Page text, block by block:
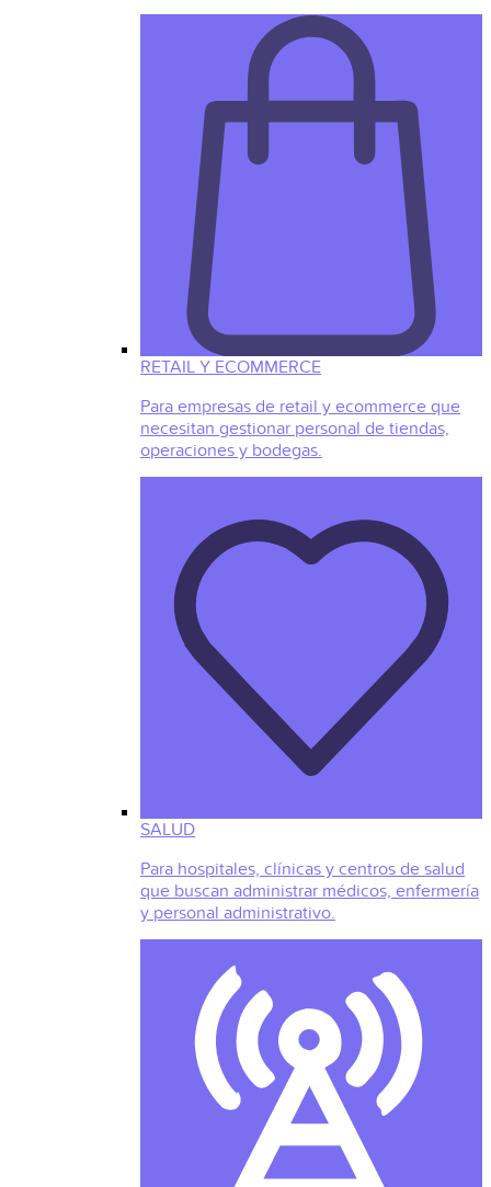
RETAIL Y ECOMMERCE
Para empresas de retail y ecommerce que
necesitan gestionar personal de tiendas,
operaciones y bodegas.
SALUD
Para hospitales, clínicas y centros de salud
que buscan administrar médicos, enfermería
y personal administrativo.